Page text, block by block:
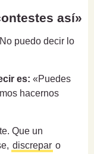
así»
puedo decir lo
es: «Puedes
hacernos
Que un
discrepar o